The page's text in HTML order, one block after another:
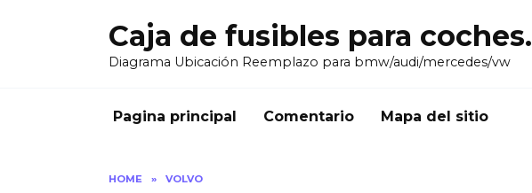
Caja de fusibles para coches.
Diagrama Ubicación Reemplazo para bmw/audi/mercedes/vw
Pagina principal Comentario Mapa del sitio
HOME » VOLVO